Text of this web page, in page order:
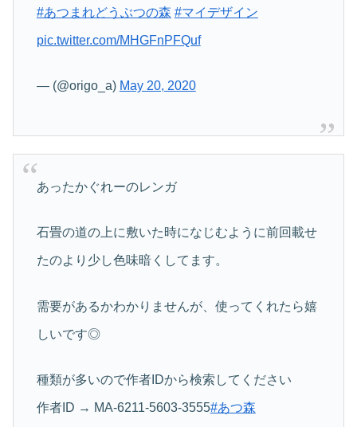
#あつまれどうぶつの森 #マイデザイン
pic.twitter.com/MHGFnPFQuf
— (@origo_a) May 20, 2020
あったかぐれーのレンガ
石畳の道の上に敷いた時になじむように前回載せ
たのより少し色味暗くしてます。
需要があるかわかりませんが、使ってくれたら嬉
しいです◎
種類が多いので作者IDから検索してください
作者ID → MA-6211-5603-3555#あつ森